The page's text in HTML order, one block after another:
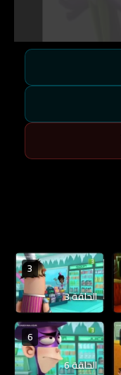
3
الحلقة 3
6
الحلقة 6